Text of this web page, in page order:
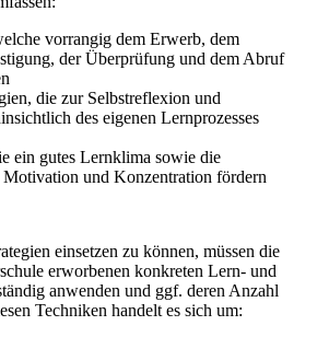
vorrangig dem Erwerb, dem
der Überprüfung und dem Abruf
die zur Selbstreflexion und
des eigenen Lernprozesses
ein gutes Lernklima sowie die
und Konzentration fördern
einsetzen zu können, müssen die
erworbenen konkreten Lern- und
anwenden und ggf. deren Anzahl
Techniken handelt es sich um: